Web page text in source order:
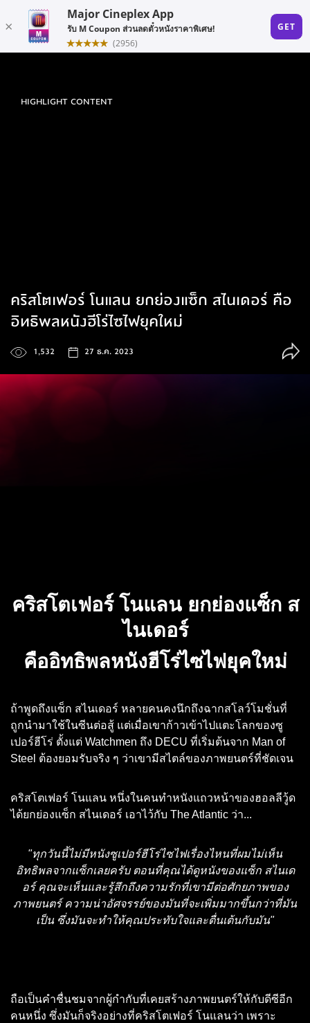
HIGHLIGHT CONTENT
คริสโตเฟอร์ โนแลน ยกย่องแซ็ก สไนเดอร์ คือ
อิทธิพลหนังฮีโร่ไซไฟยุคใหม่
1,532 27 ธ.ค. 2023
คริสโตเฟอร์ โนแลน ยกย่องแซ็ก ส
ไนเดอร์
คืออิทธิพลหนังฮีโร่ไซไฟยุคใหม่
ถ้าพูดถึงแซ็ก สไนเดอร์ หลายคนคงนึกถึงฉากสโลว์โมชั่นที่
ถูกนำมาใช้ในซีนต่อสู้ แต่เมื่อเขาก้าวเข้าไปแตะโลกของซู
เปอร์ฮีโร่ ตั้งแต่ Watchmen ถึง DECU ที่เริ่มต้นจาก Man of
Steel ต้องยอมรับจริง ๆ ว่าเขามีสไตล์ของภาพยนตร์ที่ชัดเจน
คริสโตเฟอร์ โนแลน หนึ่งในคนทำหนังแถวหน้าของฮอลลีวู้ด
ได้ยกย่องแซ็ก สไนเดอร์ เอาไว้กับ The Atlantic ว่า...
"ทุกวันนี้ไม่มีหนังซูเปอร์ฮีโร่ไซไฟเรื่องไหนที่ผมไม่เห็น
อิทธิพลจากแซ็กเลยครับ ตอนที่คุณได้ดูหนังของแซ็ก สไนเด
อร์ คุณจะเห็นและรู้สึกถึงความรักที่เขามีต่อศักยภาพของ
ภาพยนตร์ ความน่าอัศจรรย์ของมันที่จะเพิ่มมากขึ้นกว่าที่มัน
เป็น ซึ่งมันจะทำให้คุณประทับใจและตื่นเต้นกับมัน"
ถือเป็นคำชื่นชมจากผู้กำกับที่เคยสร้างภาพยนตร์ให้กับดีซีอีก
คนหนึ่ง ซึ่งมันก็จริงอย่างที่คริสโตเฟอร์ โนแลนว่า เพราะ